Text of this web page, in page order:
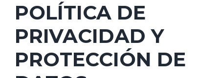
POLÍTICA DE
PRIVACIDAD Y
PROTECCIÓN DE